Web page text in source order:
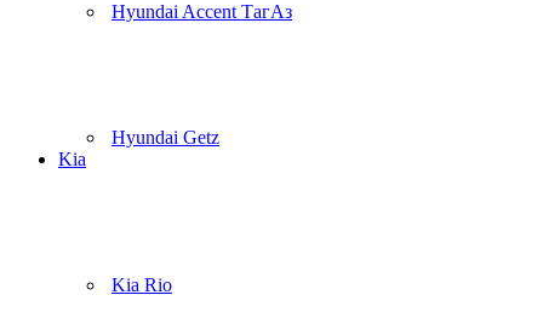
Hyundai Accent ТагАз
Hyundai Getz
Kia
Kia Rio